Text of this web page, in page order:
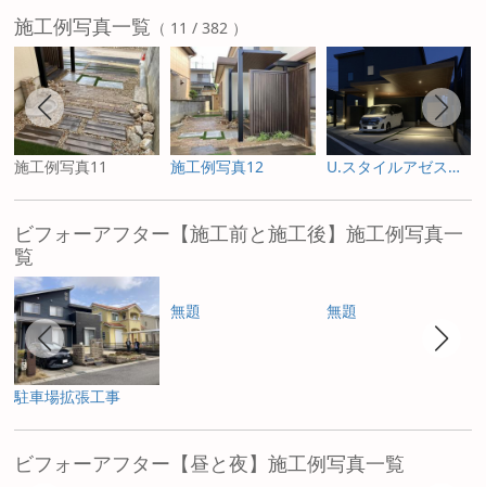
施工例写真一覧 （ 11 / 382 ）
施工例写真11 施工例写真12 U.スタイルアゼスト ナイトシーン
ビフォーアフター【施工前と施工後】施工例写真一
覧
駐車場拡張工事
無題 無題
ビフォーアフター【昼と夜】施工例写真一覧